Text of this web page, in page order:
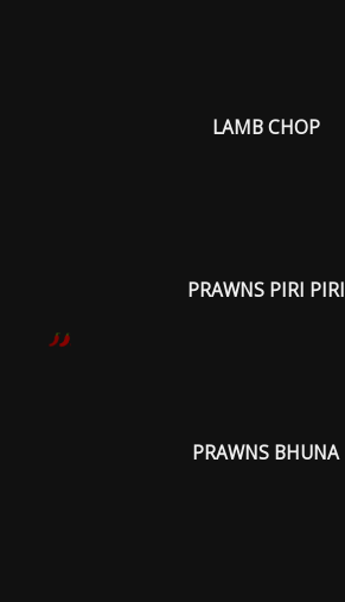
LAMB CHOP
PRAWNS PIRI PIRI
PRAWNS BHUNA